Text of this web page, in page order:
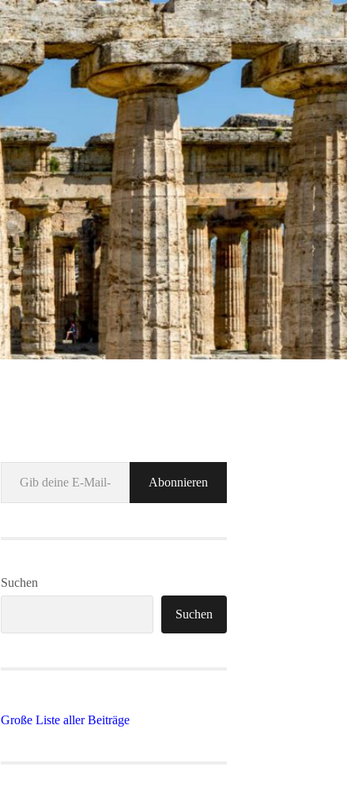
Gib deine E-Mail-Adresse ein ...
Abonnieren
Suchen
Suchen
Große Liste aller Beiträge